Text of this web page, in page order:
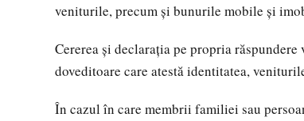
veniturile, precum și bunurile mobile și
Cererea și declarația pe propria
doveditoare care atestă identitatea,
În cazul în care membrii familiei sau